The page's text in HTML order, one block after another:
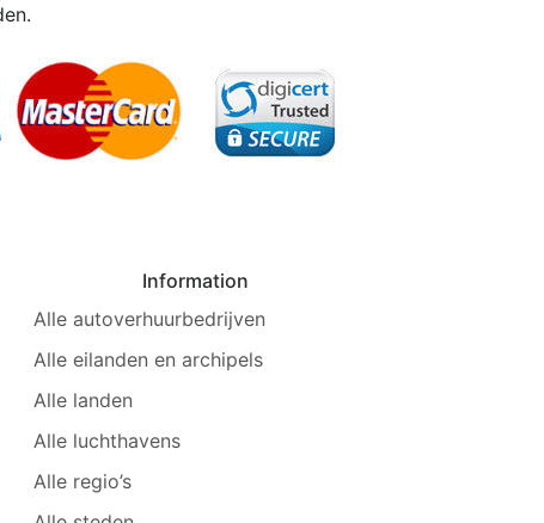
Information
Alle autoverhuurbedrijven
Alle eilanden en archipels
Alle landen
Alle luchthavens
Alle regio’s